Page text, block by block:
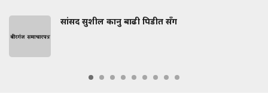
सांसद सुशील कानु बाढी पिडीत सँग